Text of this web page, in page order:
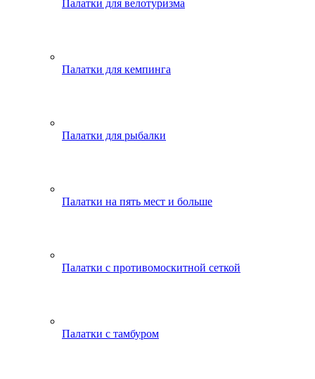
Палатки для велотуризма
Палатки для кемпинга
Палатки для рыбалки
Палатки на пять мест и больше
Палатки с противомоскитной сеткой
Палатки с тамбуром